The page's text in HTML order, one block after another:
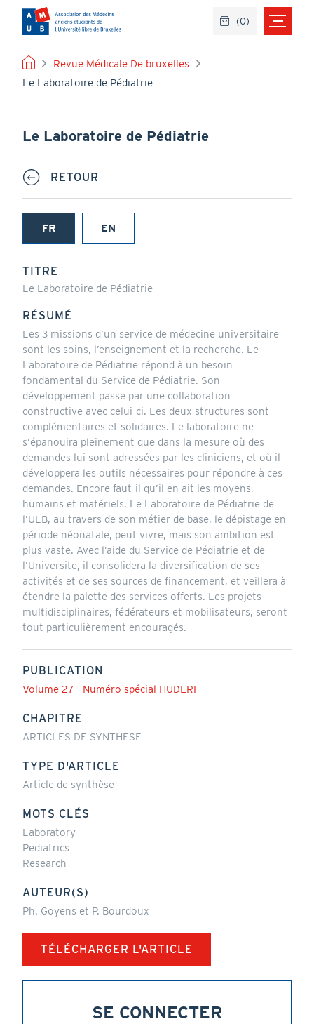
contenu
principal
FIL
D'ARIANE
Revue Médicale De bruxelles
Le Laboratoire de Pédiatrie
Le Laboratoire de Pédiatrie
RETOUR
FR
(onglet
EN
TITRE
Le Laboratoire de Pédiatrie
RÉSUMÉ
Les 3 missions d’un service de médecine universitaire
sont les soins, l’enseignement et la recherche. Le
Laboratoire de Pédiatrie répond à un besoin
fondamental du Service de Pédiatrie. Son
développement passe par une collaboration
constructive avec celui-ci. Les deux structures sont
complémentaires et solidaires. Le laboratoire ne
s’épanouira pleinement que dans la mesure où des
demandes lui sont adressées par les cliniciens, et où il
développera les outils nécessaires pour répondre à ces
demandes. Encore faut-il qu’il en ait les moyens,
humains et matériels. Le Laboratoire de Pédiatrie de
l’ULB, au travers de son métier de base, le dépistage en
période néonatale, peut vivre, mais son ambition est
plus vaste. Avec l’aide du Service de Pédiatrie et de
l’Universite, il consolidera la diversification de ses
activités et de ses sources de financement, et veillera à
étendre la palette des services offerts. Les projets
multidisciplinaires, fédérateurs et mobilisateurs, seront
tout particulièrement encouragés.
PUBLICATION
Volume 27 - Numéro spécial HUDERF
CHAPITRE
ARTICLES DE SYNTHESE
TYPE D'ARTICLE
Article de synthèse
MOTS CLÉS
Laboratory
Pediatrics
Research
AUTEUR(S)
Ph. Goyens et P. Bourdoux
TÉLÉCHARGER L'ARTICLE
SE CONNECTER
(0)